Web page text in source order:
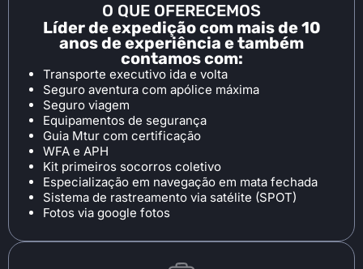
O QUE OFERECEMOS
Líder de expedição com mais de 10
anos de experiência e também
contamos com:
Transporte executivo ida e volta
Seguro aventura com apólice máxima
Seguro viagem
Equipamentos de segurança
Guia Mtur com certificação
WFA e APH
Kit primeiros socorros coletivo
Especialização em navegação em mata fechada
Sistema de rastreamento via satélite (SPOT)
Fotos via google fotos